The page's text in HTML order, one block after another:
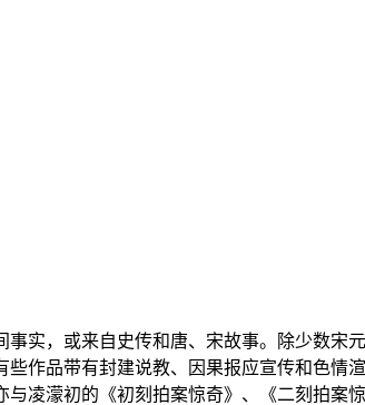
实，或来自史传和唐、宋故事。除少数宋
些作品带有封建说教、因果报应宣传和
凌濛初的《初刻拍案惊奇》、《二刻拍案